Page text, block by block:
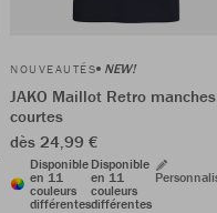
NOUVEAUTÉS NEW!
JAKO Maillot Retro manches
courtes
dès 24,99 €
Disponible
en 11
couleurs
différentes
Disponible
en 11
couleurs
différentes